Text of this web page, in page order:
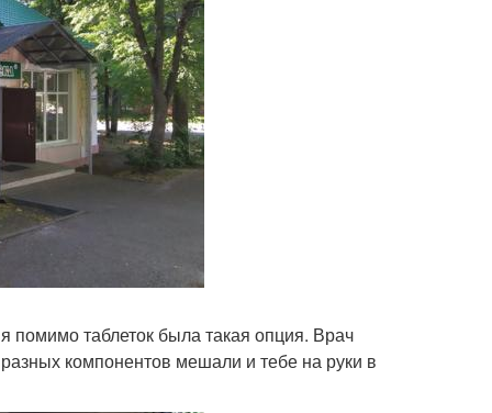
таблеток была такая опция. Врач
компонентов мешали и тебе на руки в